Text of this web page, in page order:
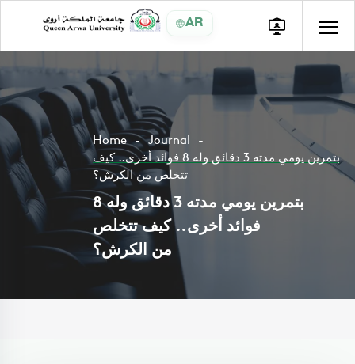
AR
Home
Journal
بتمرين يومي مدته 3 دقائق وله 8 فوائد أخرى.. كيف
بتمرين يومي مدته 3 دقائق وله 8
فوائد أخرى.. كيف تتخلص